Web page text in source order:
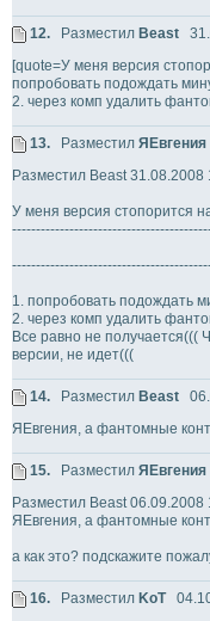
12. Разместил Beast
[quote=У меня версия
попробовать подождать
2. через комп удалить
13. Разместил ЯЕвгения
Разместил Beast 31.08.2008
У меня версия стопорится
1. попробовать подождать
2. через комп удалить
Все равно не получается(((
версии, не идет(((
14. Разместил Beast
ЯЕвгения, а фантомные
15. Разместил ЯЕвгения
Разместил Beast 06.09.2008
ЯЕвгения, а фантомные
а как это? подскажите
16. Разместил KoT